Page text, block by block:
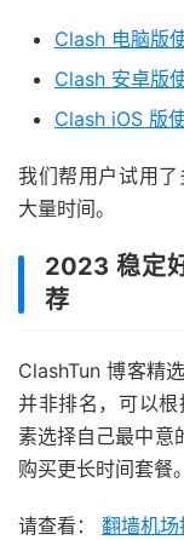
Clash 电脑版
Clash 安卓版
Clash iOS 版
我们帮用户试用
大量时间。
2023 稳定
荐
ClashTun 博客精
并非排名，可以
素选择自己最中意
购买更长时间套餐。
请查看： 翻墙机场